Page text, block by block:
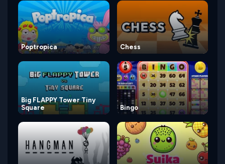
Poptropica Chess
Big FLAPPY Tower Tiny
Square
Bingo